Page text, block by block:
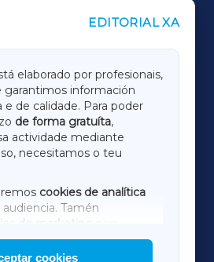
EDITORIAL XA
elaborado por profesionais,
información
e de calidade. Para poder
de forma gratuíta,
actividade mediante
necesitamos o teu
cookies de analítica
Tamén
de marketing
de terceiros.
cookies
LUGOXA
AMARIÑAXA